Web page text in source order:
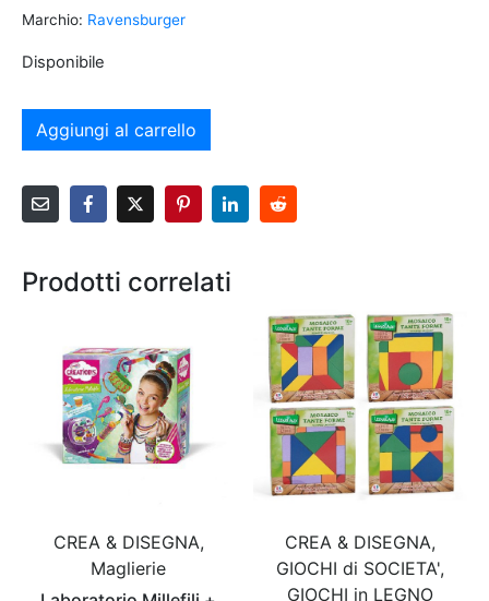
Marchio: Ravensburger
Disponibile
Aggiungi al carrello
Prodotti correlati
CREA & DISEGNA,
Maglierie
CREA & DISEGNA,
GIOCHI di SOCIETA',
GIOCHI in LEGNO